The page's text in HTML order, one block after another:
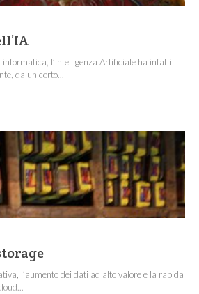
l’Intelligenza Artificiale ha infatti
da un certo...
l’aumento dei dati ad alto valore e la rapida